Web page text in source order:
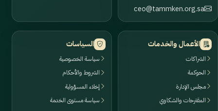
ceo@tammken.org.sa
الأعمال والخدمات
الشراكات
الحوكمة
مجلس الإدارة
المقترحات والشكاوي
السياسات
سياسة الخصوصية
الشروط والأحكام
إخلاء المسؤولية
سياسة مستوى الخدمة